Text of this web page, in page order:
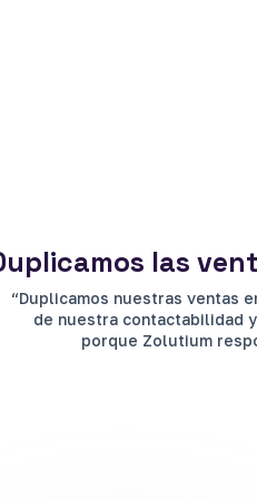
las
“Duplicamos nuestras ventas
de nuestra contactabilidad
porque Zolutium